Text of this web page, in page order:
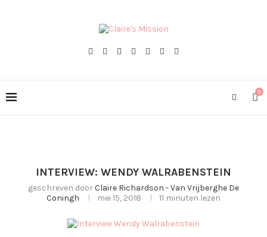
0
INTERVIEW: WENDY WALRABENSTEIN
geschreven doorClaire Richardson - Van Vrijberghe De
Coningh
mei 15, 2018 11 minuten lezen